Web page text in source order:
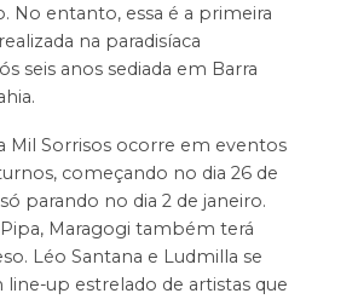
No entanto, essa é a primeira
na paradisíaca
seis anos sediada em Barra
Mil Sorrisos ocorre em eventos
começando no dia 26 de
parando no dia 2 de janeiro.
Maragogi também terá
Léo Santana e Ludmilla se
up estrelado de artistas que